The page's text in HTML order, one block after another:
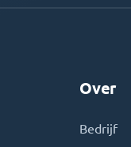
Over
Bedrijf